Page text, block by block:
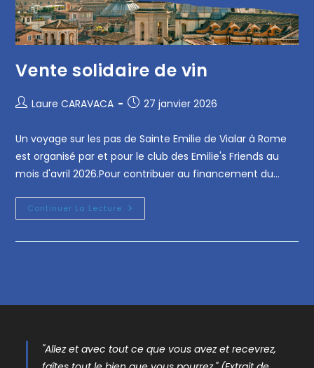
Vente solidaire de vin
Laure CARAVACA 27 janvier 2026
Un voyage sur les pas de Sainte Emilie de Vialar à Rome
est organisé par et pour le club des Emilie's Friends au
mois d'avril 2026.Pour contribuer au financement du…
Continuer La Lecture
"Allez et avec tout ce que vous avez et recevrez,